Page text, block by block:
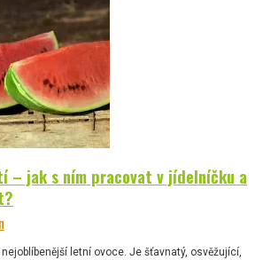
– jak s ním pracovat v jídelníčku a
letní ovoce. Je šťavnatý, osvěžující,